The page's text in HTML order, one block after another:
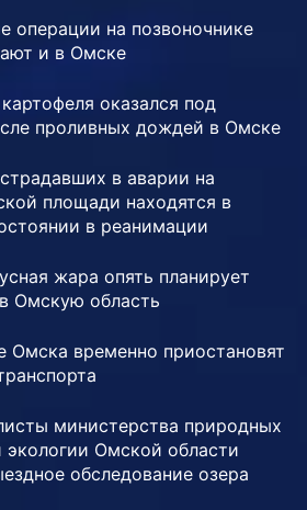
операции на позвоночнике
и в Омске
оказался под
проливных дождей в Омске
в аварии на
площади находятся в
в реанимации
жара опять планирует
Омскую область
Омска временно приостановят
министерства природных
экологии Омской области
обследование озера